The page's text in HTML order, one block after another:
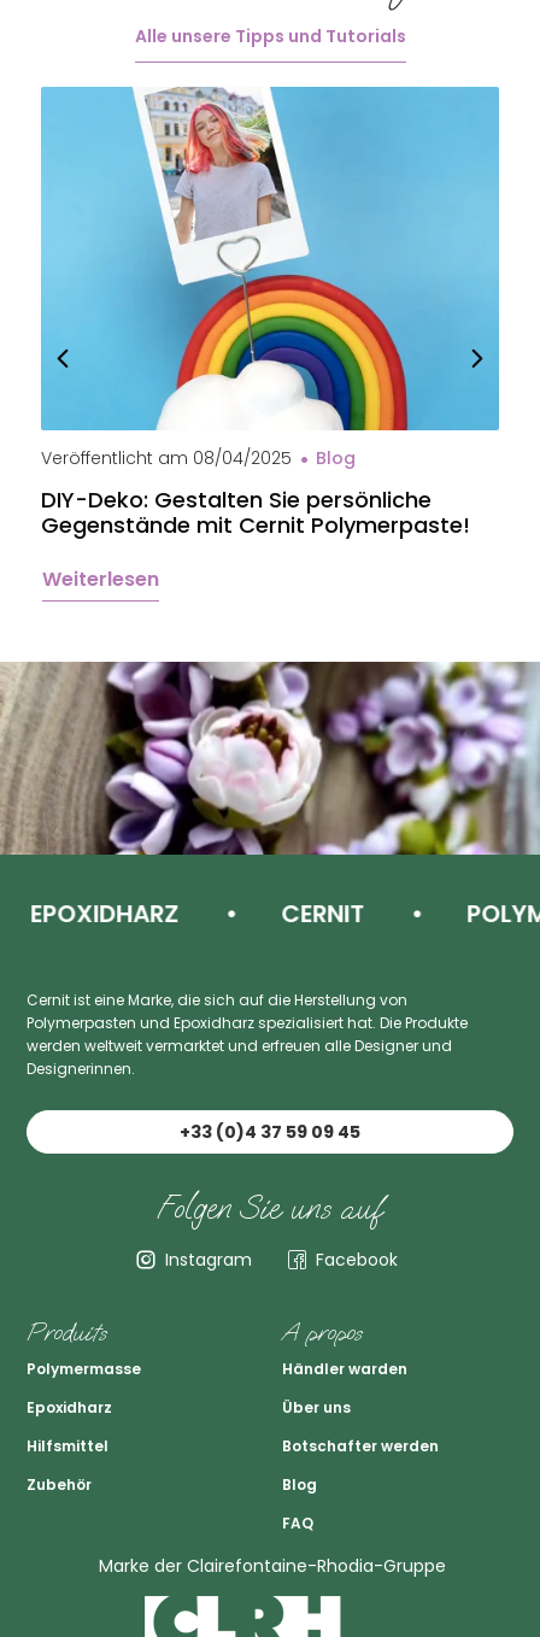
Alle unsere Tipps und Tutorials
Veröffentlicht am 08/04/2025 Blog
DIY-Deko: Gestalten Sie persönliche
Gegenstände mit Cernit Polymerpaste!
Weiterlesen
EPOXIDHARZ CERNIT
Cernit ist eine Marke, die sich auf die Herstellung von
Polymerpasten und Epoxidharz spezialisiert hat. Die Produkte
werden weltweit vermarktet und erfreuen alle Designer und
Designerinnen.
+33 (0)4 37 59 09 45
Folgen Sie uns auf
Instagram Facebook
Produits
Polymermasse
Epoxidharz
Hilfsmittel
Zubehör
A propos
Händler warden
Über uns
Botschafter werden
Blog
FAQ
Marke der Clairefontaine-Rhodia-Gruppe